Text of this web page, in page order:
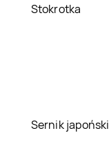
Stokrotka
Sernik japoński